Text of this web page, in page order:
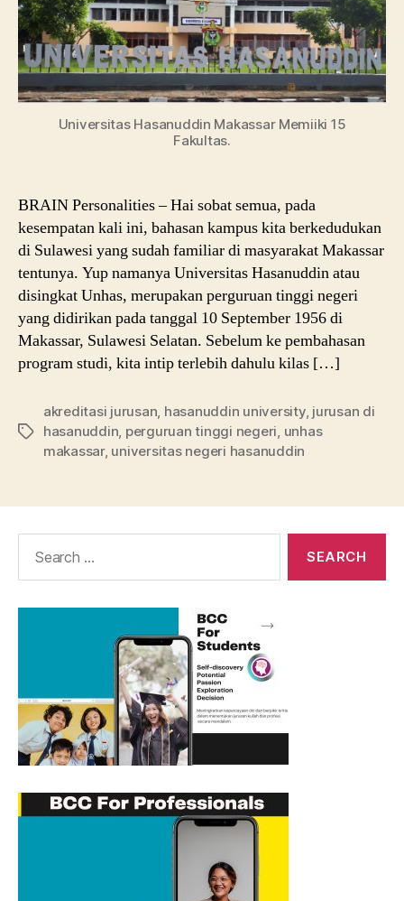
dan
Akreditasi
Universitas Hasanuddin Makassar Memiiki 15
Fakultas.
BRAIN Personalities – Hai sobat semua, pada
kesempatan kali ini, bahasan kampus kita berkedudukan
di Sulawesi yang sudah familiar di masyarakat Makassar
tentunya. Yup namanya Universitas Hasanuddin atau
disingkat Unhas, merupakan perguruan tinggi negeri
yang didirikan pada tanggal 10 September 1956 di
Makassar, Sulawesi Selatan. Sebelum ke pembahasan
program studi, kita intip terlebih dahulu kilas […]
Tags
akreditasi jurusan, hasanuddin university, jurusan di
hasanuddin, perguruan tinggi negeri, unhas
makassar, universitas negeri hasanuddin